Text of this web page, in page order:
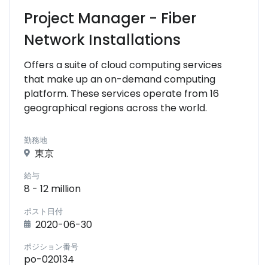
Project Manager - Fiber
Network Installations
Offers a suite of cloud computing services
that make up an on-demand computing
platform. These services operate from 16
geographical regions across the world.
勤務地
東京
給与
8 - 12 million
ポスト日付
2020-06-30
ポジション番号
po-020134